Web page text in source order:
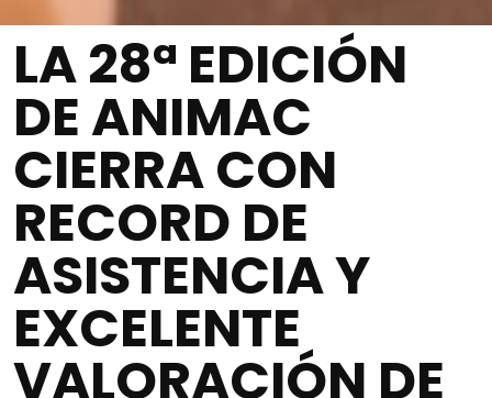
LA 28ª EDICIÓN
DE ANIMAC
CIERRA CON
RECORD DE
ASISTENCIA Y
EXCELENTE
VALORACIÓN DE